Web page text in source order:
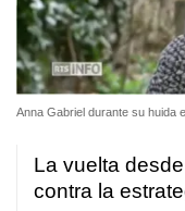
Anna Gabriel durante su huida
La vuelta
contra la